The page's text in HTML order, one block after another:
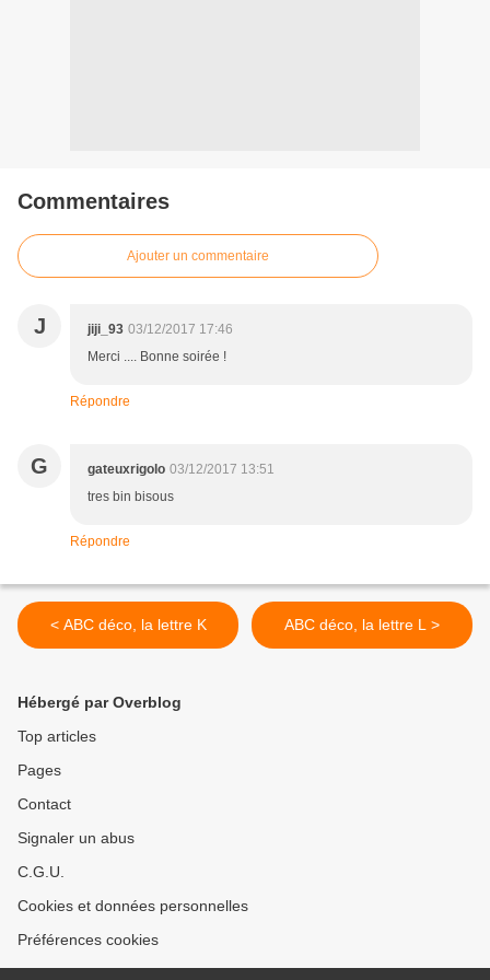
Commentaires
Ajouter un commentaire
J jiji_93 03/12/2017 17:46
Merci .... Bonne soirée !
Répondre
G gateuxrigolo 03/12/2017 13:51
tres bin bisous
Répondre
< ABC déco, la lettre K ABC déco, la lettre L >
Hébergé par Overblog
Top articles
Pages
Contact
Signaler un abus
C.G.U.
Cookies et données personnelles
Préférences cookies